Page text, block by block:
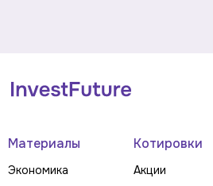
Материалы
Экономика
Котировки
Акции